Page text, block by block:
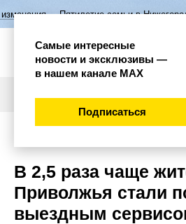
Пятилетие семьи в Нижегородской
В 2,5 раза чаще
Приволжья стали
выездным
Самые интересные
новости и эксклюзивы —
в нашем канале МАХ
Подписаться